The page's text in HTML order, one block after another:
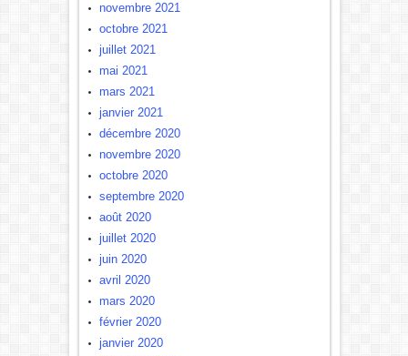
novembre 2021
octobre 2021
juillet 2021
mai 2021
mars 2021
janvier 2021
décembre 2020
novembre 2020
octobre 2020
septembre 2020
août 2020
juillet 2020
juin 2020
avril 2020
mars 2020
février 2020
janvier 2020